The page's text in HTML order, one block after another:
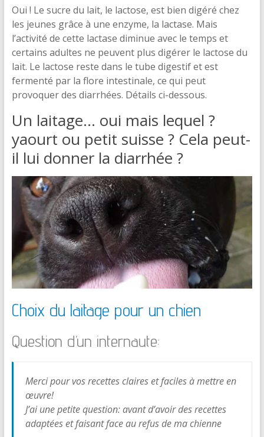
Oui ! Le sucre du lait, le lactose, est bien digéré chez
les jeunes grâce à une enzyme, la lactase. Mais
l’activité de cette lactase diminue avec le temps et
certains adultes ne peuvent plus digérer le lactose du
lait. Le lactose reste dans le tube digestif et est
fermenté par la flore intestinale, ce qui peut
provoquer des diarrhées. Détails ci-dessous.
Un laitage… oui mais lequel ?
yaourt ou petit suisse ? Cela peut-
il lui donner la diarrhée ?
Choix du laitage pour un chien
Question d’un internaute:
Merci pour vos recettes claires et faciles à mettre en
œuvre!
J’ai une petite question: avant d’avoir des recettes
adaptées et faisant face au refus de ma chienne